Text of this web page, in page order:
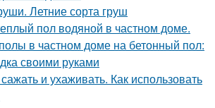
Летние сорта груш
пол водяной в частном доме.
в частном доме на бетонный пол:
своими руками
и ухаживать. Как использовать